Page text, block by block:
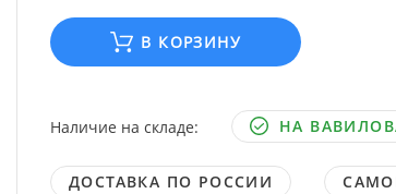
В КОРЗИНУ
Наличие на складе: НА
ДОСТАВКА ПО РОССИИ